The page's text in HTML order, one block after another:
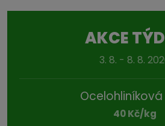
AKCE
3. 8. - 8. 8.
40 Kč/kg